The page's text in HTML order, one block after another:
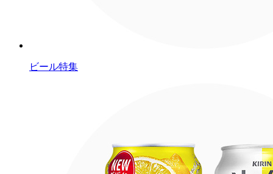
ビール特集